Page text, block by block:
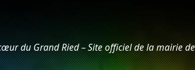
du Grand Ried – Site officiel de la mairie